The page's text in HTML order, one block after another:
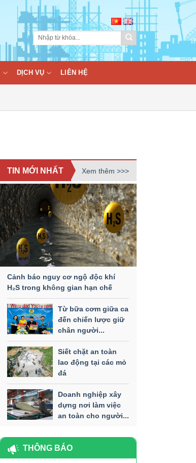
DỊCH VỤ LIÊN HỆ
TIN MỚI NHẤT Xem thêm >>>
Cảnh báo nguy cơ ngộ độc khí
H₂S trong không gian hạn chế
Từ bữa cơm giữa ca
đến chiến lược giữ
chân người...
Siết chặt an toàn
lao động tại các mỏ
đá
Doanh nghiệp xây
dựng nơi làm việc
an toàn cho người...
THÔNG BÁO